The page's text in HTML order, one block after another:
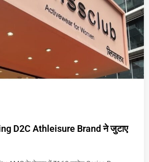
D2C Athleisure Brand ने जुटाए